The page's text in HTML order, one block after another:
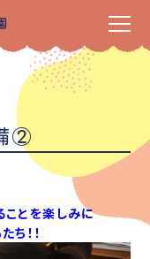
②
とを楽しみに
ち！！